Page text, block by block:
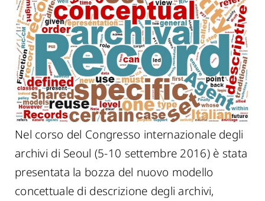
Nel corso del Congresso internazionale degli
archivi di Seoul (5-10 settembre 2016) è stata
presentata la bozza del nuovo modello
concettuale di descrizione degli archivi,